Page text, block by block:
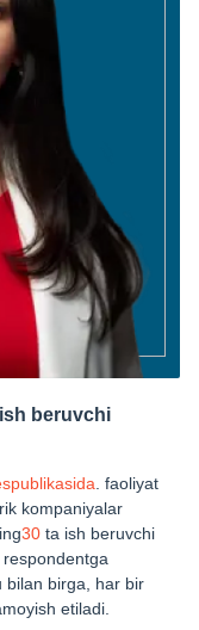
beruvchi
. faoliyat
kompaniyalar
30 ta ish beruvchi
bilan birga, har bir
etiladi.